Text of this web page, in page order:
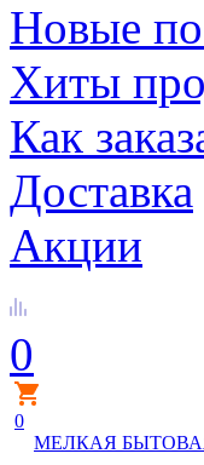
Новые
Хиты
Как
Доставка
Акции
0
0
МЕЛКАЯ